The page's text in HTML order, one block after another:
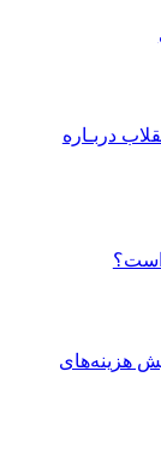
دربـاره
است؟
هزینه‌های